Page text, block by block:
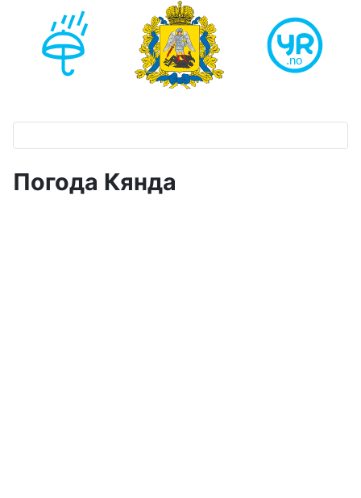
Погода Кянда